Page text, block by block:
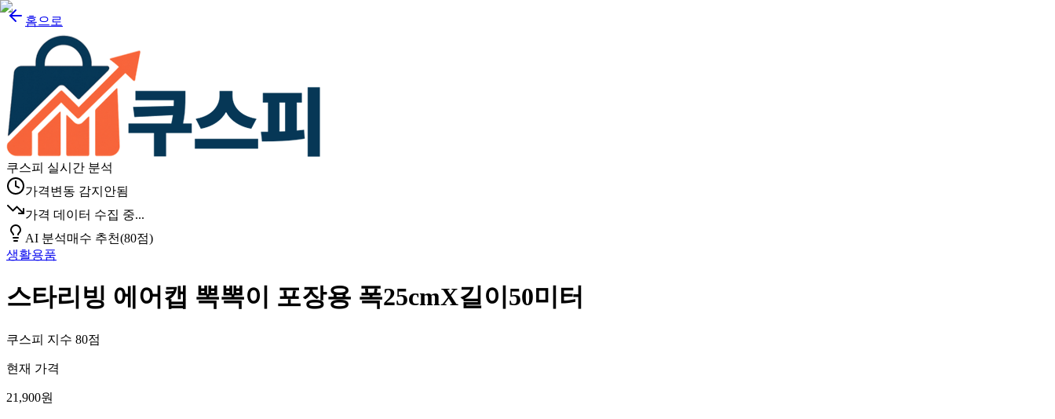
홈으로
쿠스피 실시간 분석
가격변동 감지안됨
가격 데이터 수집 중...
AI 분석매수 추천(80점)
생활용품
스타리빙 에어캡 뽁뽁이 포장용 폭25cmX길이50미터
쿠스피 지수 80점
현재 가격
21,900원